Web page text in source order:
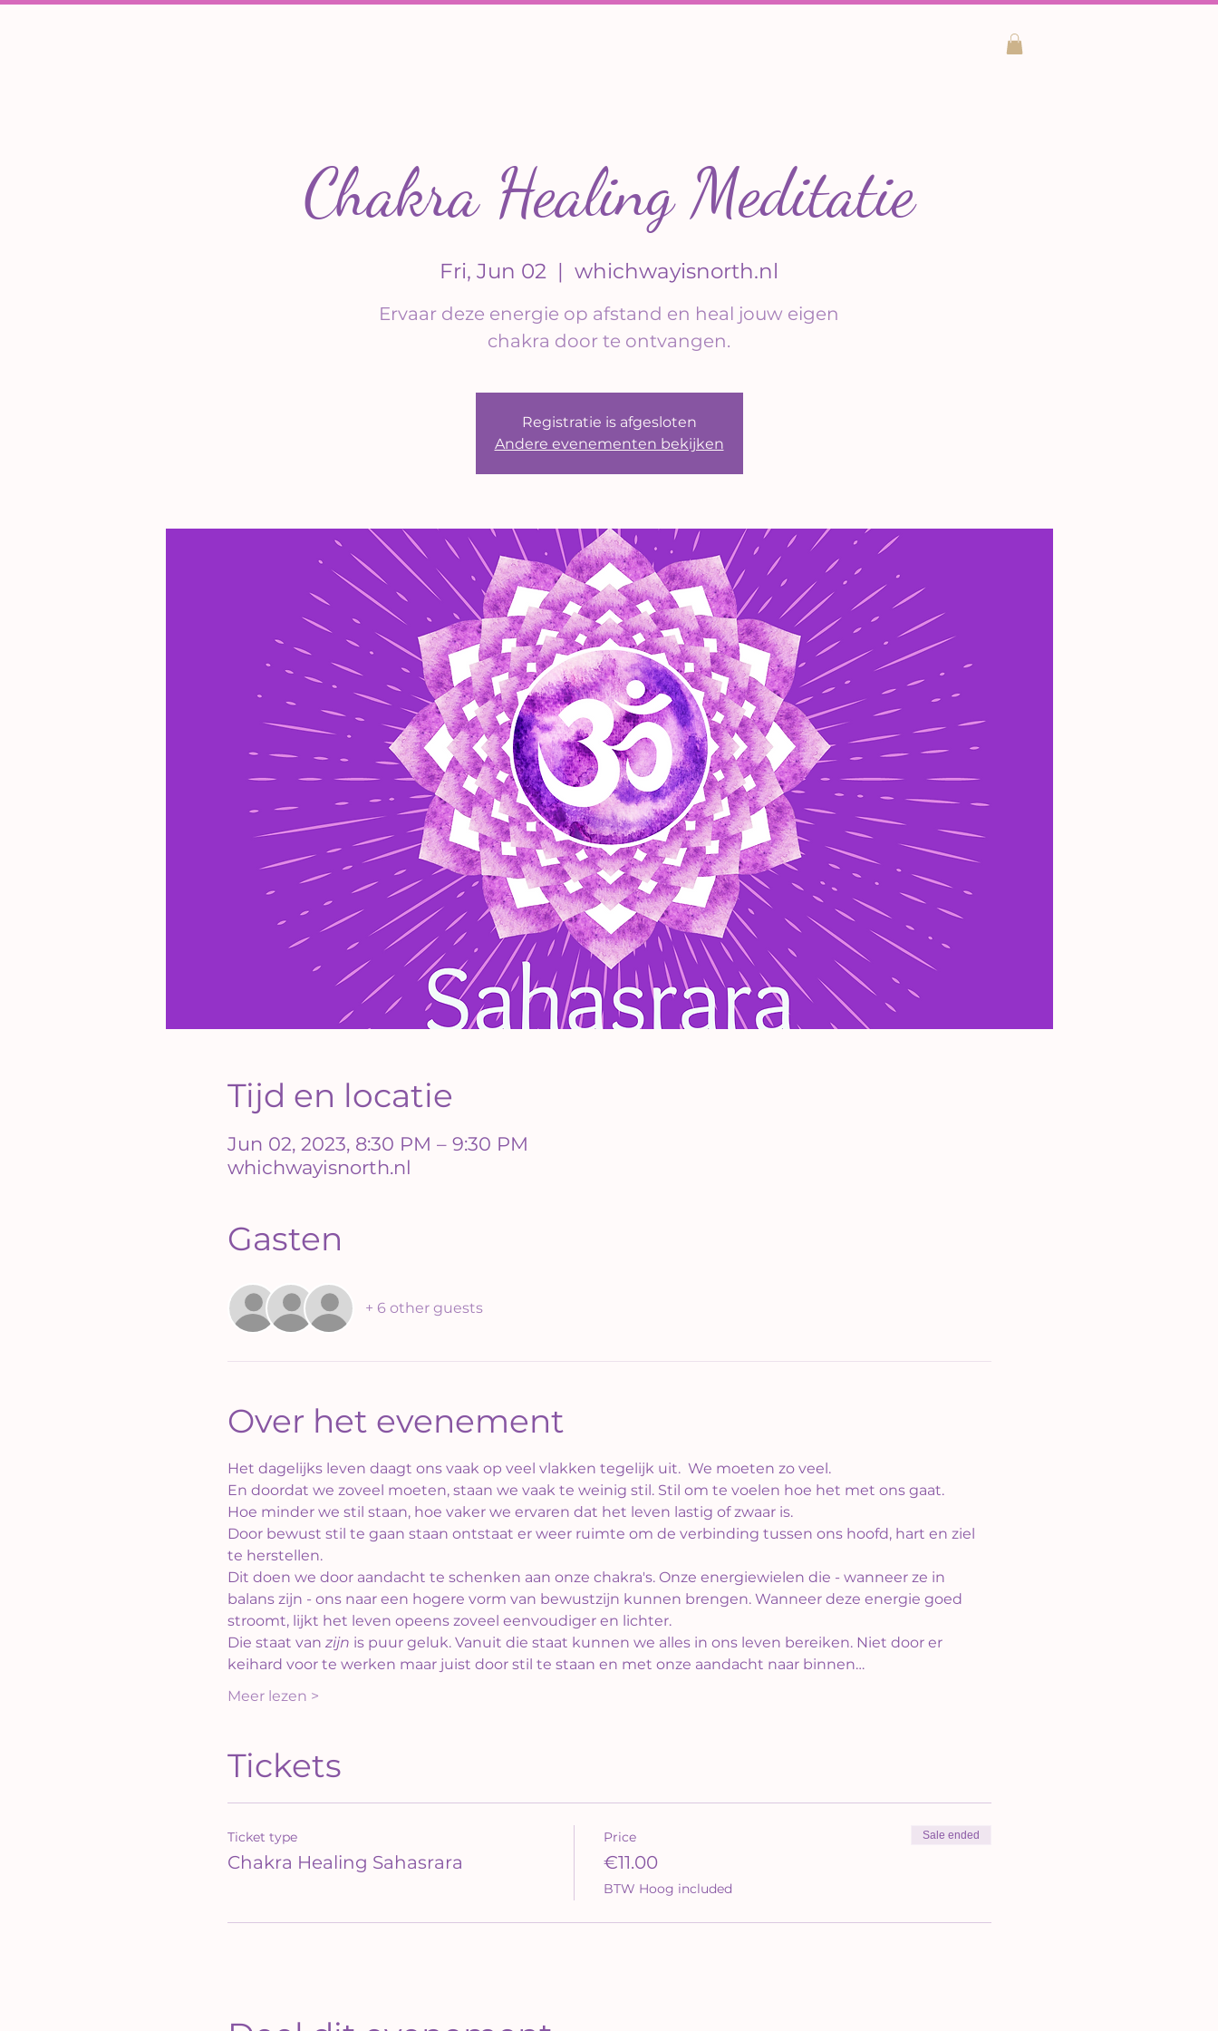
Chakra Healing Meditatie
Fri, Jun 02
  |
whichwayisnorth.nl
Ervaar deze energie op afstand en heal jouw eigen
chakra door te ontvangen.
Registratie is afgesloten
Andere evenementen bekijken
Tijd en locatie
Jun 02, 2023, 8:30 PM – 9:30 PM
whichwayisnorth.nl
Gasten
+ 6 other guests
Over het evenement
Het dagelijks leven daagt ons vaak op veel vlakken tegelijk uit.  We moeten zo veel.
En doordat we zoveel moeten, staan we vaak te weinig stil. Stil om te voelen hoe het met ons gaat.
Hoe minder we stil staan, hoe vaker we ervaren dat het leven lastig of zwaar is.
Door bewust stil te gaan staan ontstaat er weer ruimte om de verbinding tussen ons hoofd, hart en ziel
te herstellen.
Dit doen we door aandacht te schenken aan onze chakra's. Onze energiewielen die - wanneer ze in
balans zijn - ons naar een hogere vorm van bewustzijn kunnen brengen. Wanneer deze energie goed
stroomt, lijkt het leven opeens zoveel eenvoudiger en lichter.
Die staat van zijn is puur geluk. Vanuit die staat kunnen we alles in ons leven bereiken. Niet door er
keihard voor te werken maar juist door stil te staan en met onze aandacht naar binnen…
Meer lezen >
Tickets
Ticket type
Chakra Healing Sahasrara
Price
€11.00
BTW Hoog included
Sale ended